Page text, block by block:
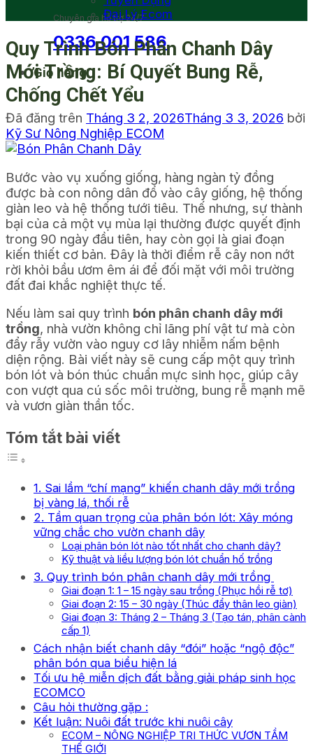
Chuyên gia hỗ trợ 24/7
0336 001 586
Giỏ hàng
Đại Lý Ecom
Quy Trình Bón Phân Chanh Dây
Mới Trồng: Bí Quyết Bung Rễ,
Chống Chết Yểu
Đã đăng trên Tháng 3 2, 2026Tháng 3 3, 2026 bởi
Kỹ Sư Nông Nghiệp ECOM
Bước vào vụ xuống giống, hàng ngàn tỷ đồng
được bà con nông dân đổ vào cây giống, hệ thống
giàn leo và hệ thống tưới tiêu. Thế nhưng, sự thành
bại của cả một vụ mùa lại thường được quyết định
trong 90 ngày đầu tiên, hay còn gọi là giai đoạn
kiến thiết cơ bản. Đây là thời điểm rễ cây non nớt
rời khỏi bầu ươm êm ái để đối mặt với môi trường
đất đai khắc nghiệt thực tế.
Nếu làm sai quy trình bón phân chanh dây mới
trồng, nhà vườn không chỉ lãng phí vật tư mà còn
đẩy rẫy vườn vào nguy cơ lây nhiễm nấm bệnh
diện rộng. Bài viết này sẽ cung cấp một quy trình
bón lót và bón thúc chuẩn mực sinh học, giúp cây
con vượt qua cú sốc môi trường, bung rễ mạnh mẽ
và vươn giàn thần tốc.
Tóm tắt bài viết
1. Sai lầm “chí mạng” khiến chanh dây mới trồng
bị vàng lá, thối rễ
2. Tầm quan trọng của phân bón lót: Xây móng
vững chắc cho vườn chanh dây
Loại phân bón lót nào tốt nhất cho chanh dây?
Kỹ thuật và liều lượng bón lót chuẩn hố trồng
3. Quy trình bón phân chanh dây mới trồng
Giai đoạn 1: 1 – 15 ngày sau trồng (Phục hồi rễ tơ)
Giai đoạn 2: 15 – 30 ngày (Thúc đẩy thân leo giàn)
Giai đoạn 3: Tháng 2 – Tháng 3 (Tạo tán, phân cành
cấp 1)
Cách nhận biết chanh dây “đói” hoặc “ngộ độc”
phân bón qua biểu hiện lá
Tối ưu hệ miễn dịch đất bằng giải pháp sinh học
ECOMCO
Câu hỏi thường gặp :
Kết luận: Nuôi đất trước khi nuôi cây
ECOM – NÔNG NGHIỆP TRI THỨC VƯƠN TẦM
THẾ GIỚI